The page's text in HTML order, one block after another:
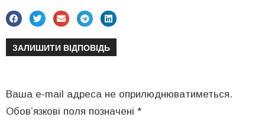
ЗАЛИШИТИ ВІДПОВІДЬ
Ваша e-mail адреса не оприлюднюватиметься.
Обов’язкові поля позначені *